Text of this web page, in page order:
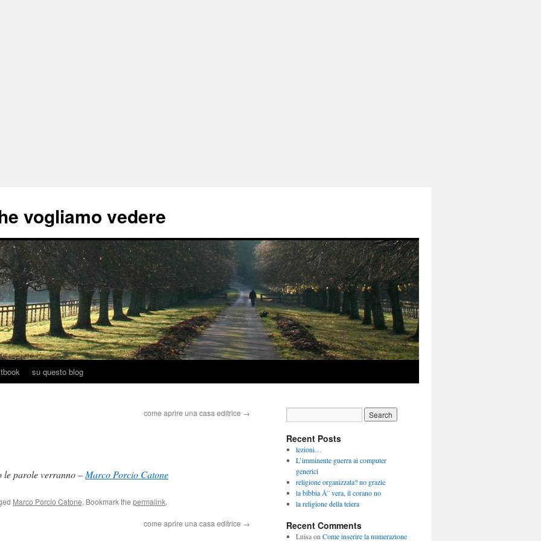
vogliamo vedere
su questo blog
come aprire una casa editrice →
le parole verranno – Marco Porcio Catone
Marco Porcio Catone. Bookmark the permalink.
come aprire una casa editrice →
Recent Posts
lezioni…
L’imminente guerra ai computer
generici
religione organizzata? no grazie
la bibbia Ã¨ vera, il corano no
la religione della teiera
Recent Comments
Luisaon Come inserire la numerazione